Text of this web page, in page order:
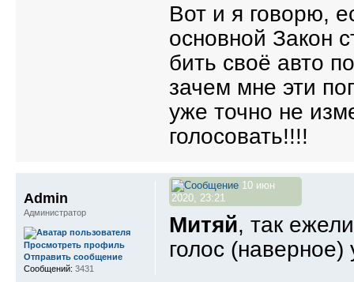
Вот и я говорю,
основной Закон
бить своё авто
зачем мне эти
уже точно не
голосовать!!!!
10 июн
2020, 23:21
Митяй, так
голос
Admin
Администратор
Просмотреть профиль
Отправить сообщение
Сообщений: 3431